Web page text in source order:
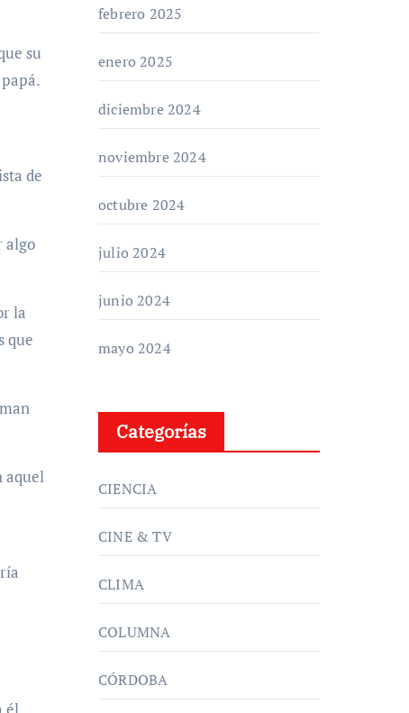
su
de
algo
la
que
aquel
febrero 2025
enero 2025
diciembre 2024
noviembre 2024
octubre 2024
julio 2024
junio 2024
mayo 2024
Categorías
CIENCIA
CINE & TV
CLIMA
COLUMNA
CÓRDOBA